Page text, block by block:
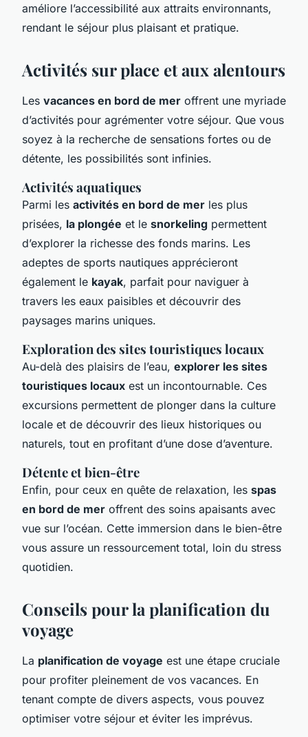
améliore l’accessibilité aux attraits environnants,
rendant le séjour plus plaisant et pratique.
Activités sur place et aux alentours
Les vacances en bord de mer offrent une myriade
d’activités pour agrémenter votre séjour. Que vous
soyez à la recherche de sensations fortes ou de
détente, les possibilités sont infinies.
Activités aquatiques
Parmi les activités en bord de mer les plus
prisées, la plongée et le snorkeling permettent
d’explorer la richesse des fonds marins. Les
adeptes de sports nautiques apprécieront
également le kayak, parfait pour naviguer à
travers les eaux paisibles et découvrir des
paysages marins uniques.
Exploration des sites touristiques locaux
Au-delà des plaisirs de l’eau, explorer les sites
touristiques locaux est un incontournable. Ces
excursions permettent de plonger dans la culture
locale et de découvrir des lieux historiques ou
naturels, tout en profitant d’une dose d’aventure.
Détente et bien-être
Enfin, pour ceux en quête de relaxation, les spas
en bord de mer offrent des soins apaisants avec
vue sur l’océan. Cette immersion dans le bien-être
vous assure un ressourcement total, loin du stress
quotidien.
Conseils pour la planification du
voyage
La planification de voyage est une étape cruciale
pour profiter pleinement de vos vacances. En
tenant compte de divers aspects, vous pouvez
optimiser votre séjour et éviter les imprévus.